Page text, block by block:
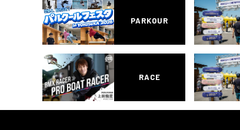
PARKOUR
RACE